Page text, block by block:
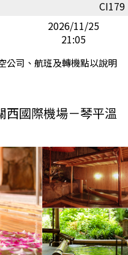
CI179
2026/11/25
21:05
公司、航班及轉機點以說明
西國際機場－琴平溫